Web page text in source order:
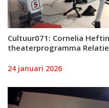
Cultuur071: Cornelia
theaterprogramma
24 januari 2026